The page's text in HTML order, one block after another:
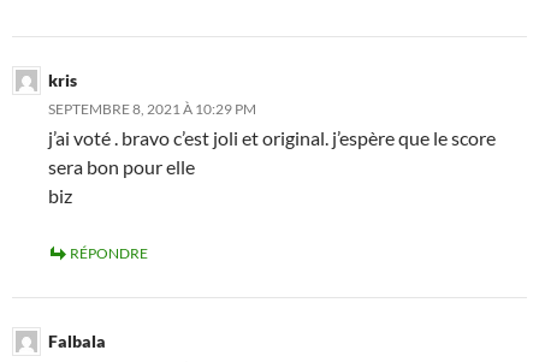
kris
SEPTEMBRE 8, 2021 À 10:29 PM
j’ai voté . bravo c’est joli et original. j’espère que le score
sera bon pour elle
biz
RÉPONDRE
Falbala